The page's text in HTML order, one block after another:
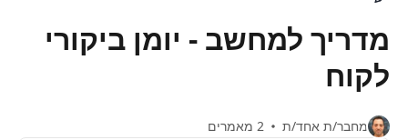
מדריך למחשב - יומן ביקורי
לקוח
מחבר/ת אחד/ת 2 מאמרים